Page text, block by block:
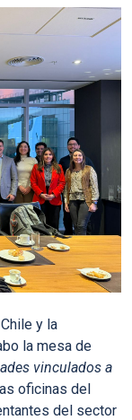
y la
la mesa de
vinculados a
oficinas del
del sector